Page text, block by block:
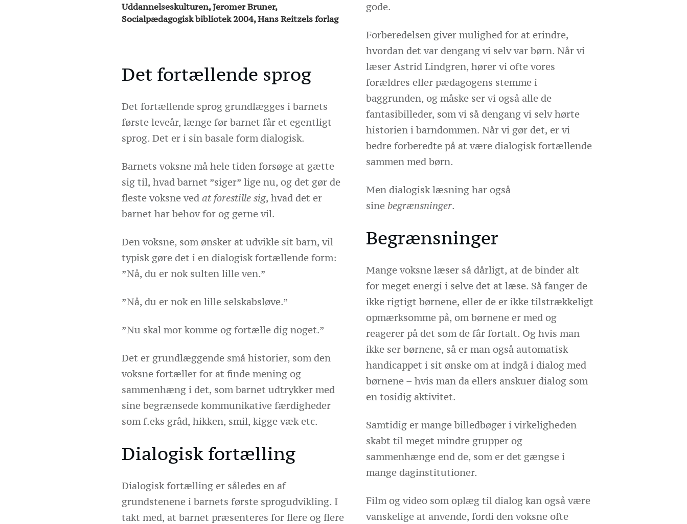
Uddannelseskulturen, Jeromer Bruner,
Socialpædagogisk bibliotek 2004, Hans Reitzels forlag
Det fortællende sprog
Det fortællende sprog grundlægges i barnets
første leveår, længe før barnet får et egentligt
sprog. Det er i sin basale form dialogisk.
Barnets voksne må hele tiden forsøge at gætte
sig til, hvad barnet ”siger” lige nu, og det gør de
fleste voksne ved at forestille sig, hvad det er
barnet har behov for og gerne vil.
Den voksne, som ønsker at udvikle sit barn, vil
typisk gøre det i en dialogisk fortællende form:
”Nå, du er nok sulten lille ven.”
”Nå, du er nok en lille selskabsløve.”
”Nu skal mor komme og fortælle dig noget.”
Det er grundlæggende små historier, som den
voksne fortæller for at finde mening og
sammenhæng i det, som barnet udtrykker med
sine begrænsede kommunikative færdigheder
som f.eks gråd, hikken, smil, kigge væk etc.
Dialogisk fortælling
Dialogisk fortælling er således en af
grundstenene i barnets første sprogudvikling. I
takt med, at barnet præsenteres for flere og flere
gode.
Forberedelsen giver mulighed for at erindre,
hvordan det var dengang vi selv var børn. Når vi
læser Astrid Lindgren, hører vi ofte vores
forældres eller pædagogens stemme i
baggrunden, og måske ser vi også alle de
fantasibilleder, som vi så dengang vi selv hørte
historien i barndommen. Når vi gør det, er vi
bedre forberedte på at være dialogisk fortællende
sammen med børn.
Men dialogisk læsning har også
sine begrænsninger.
Begrænsninger
Mange voksne læser så dårligt, at de binder alt
for meget energi i selve det at læse. Så fanger de
ikke rigtigt børnene, eller de er ikke tilstrækkeligt
opmærksomme på, om børnene er med og
reagerer på det som de får fortalt. Og hvis man
ikke ser børnene, så er man også automatisk
handicappet i sit ønske om at indgå i dialog med
børnene – hvis man da ellers anskuer dialog som
en tosidig aktivitet.
Samtidig er mange billedbøger i virkeligheden
skabt til meget mindre grupper og
sammenhænge end de, som er det gængse i
mange daginstitutioner.
Film og video som oplæg til dialog kan også være
vanskelige at anvende, fordi den voksne ofte